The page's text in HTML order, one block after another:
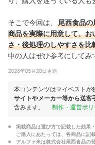
そこで今回は、
尾西食品
商品を実際に用意して、
さ・後処理のしやすさを比
中の人はぜひ参考にしてみ
2026年05月28日更新
本コンテンツはマイベストが
サイトやメーカー等から送客
含みます。
制作・運営ポリ
掲載商品は選び方で記載した効果
ご購入にあたっては、各商品に記
アルファ米は株式会社尾西食品の